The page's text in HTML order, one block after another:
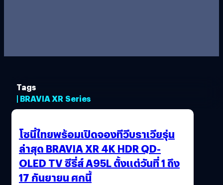
Tags
| BRAVIA XR Series
โซนี่ไทยพร้อมเปิดจองทีวีบราเวียรุ่น
ล่าสุด BRAVIA XR 4K HDR QD-
OLED TV ซีรี่ส์ A95L ตั้งแต่วันที่ 1 ถึง
17 กันยายน ศกนี้